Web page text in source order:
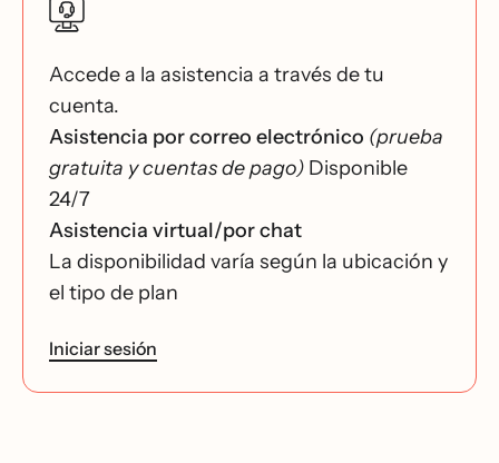
Accede a la asistencia a través de tu
cuenta.
Asistencia por correo electrónico (prueba
gratuita y cuentas de pago) Disponible
24/7
Asistencia virtual/por chat
La disponibilidad varía según la ubicación y
el tipo de plan
Iniciar sesión